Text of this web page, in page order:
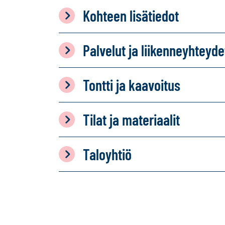
Kohteen lisätiedot
Palvelut ja
Tontti ja kaavoitus
Tilat ja materiaalit
Taloyhtiö